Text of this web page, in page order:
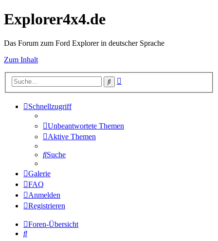
Explorer4x4.de
Das Forum zum Ford Explorer in deutscher Sprache
Zum Inhalt
Suche
Schnellzugriff
Unbeantwortete Themen
Aktive Themen
Suche
Galerie
FAQ
Anmelden
Registrieren
Foren-Übersicht
Suche